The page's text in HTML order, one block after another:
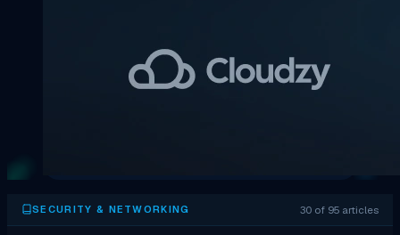
SECURITY & NETWORKING 30 of 95 articles